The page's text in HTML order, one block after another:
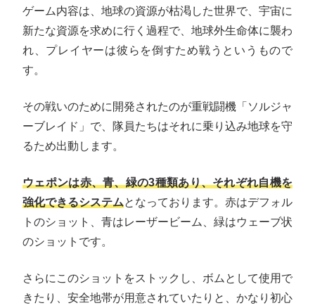
ゲーム内容は、地球の資源が枯渇した世界で、宇宙に
新たな資源を求めに行く過程で、地球外生命体に襲わ
れ、プレイヤーは彼らを倒すため戦うというもので
す。
その戦いのために開発されたのが重戦闘機「ソルジャ
ーブレイド」で、隊員たちはそれに乗り込み地球を守
るため出動します。
ウェポンは赤、青、緑の3種類あり、それぞれ自機を
強化できるシステムとなっております。赤はデフォル
トのショット、青はレーザービーム、緑はウェーブ状
のショットです。
さらにこのショットをストックし、ボムとして使用で
きたり、安全地帯が用意されていたりと、かなり初心